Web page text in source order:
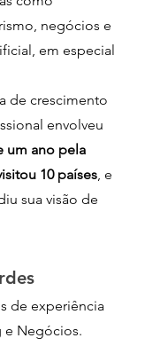
negócios e
em especial
de crescimento
envolveu
um ano pela
10 países, e
sua visão de
de experiência
e Negócios.